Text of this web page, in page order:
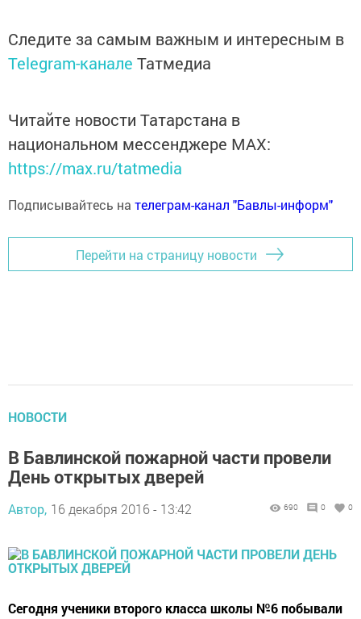
Следите за самым важным и интересным в
Telegram-канале Татмедиа
Читайте новости Татарстана в
национальном мессенджере MАХ:
https://max.ru/tatmedia
Подписывайтесь на телеграм-канал "Бавлы-информ"
Перейти на страницу новости
НОВОСТИ
В Бавлинской пожарной части провели
День открытых дверей
Автор, 16 декабря 2016 - 13:42 690 0 0
Сегодня ученики второго класса школы №6 побывали